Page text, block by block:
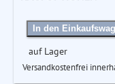
In den
auf Lager
Versandkostenfrei